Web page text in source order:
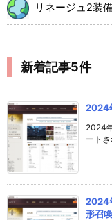
リネージュ2装
新着記事5件
2024
2024
ート
2024
形召